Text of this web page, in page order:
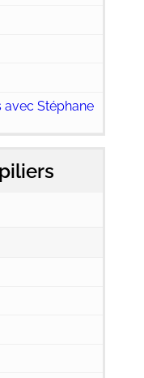
avec Stéphane